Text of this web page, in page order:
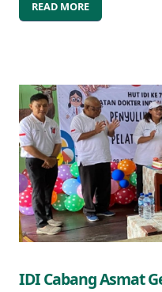
READ MORE
IDI Cabang Asmat